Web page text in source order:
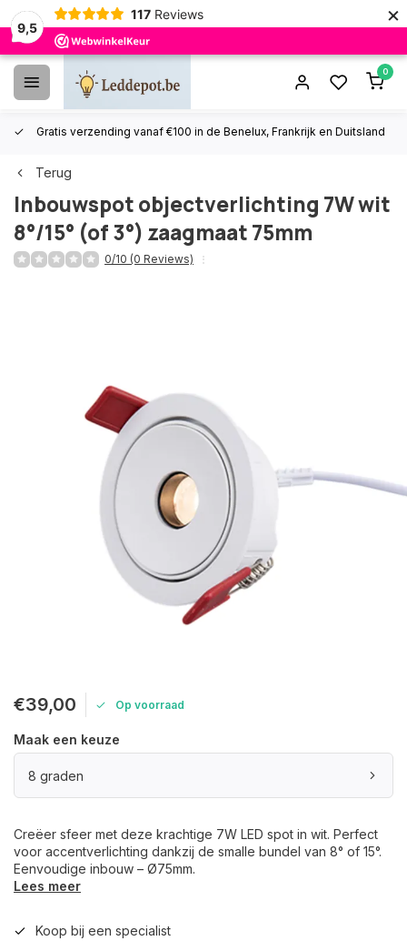
9,5
117 Reviews ×
0
Gratis verzending vanaf €100 in de Benelux, Frankrijk en Duitsland
Terug
Inbouwspot objectverlichting 7W wit
8°/15° (of 3°) zaagmaat 75mm
0/10 (0 Reviews)
€39,00 Op voorraad
Maak een keuze
8 graden
Creëer sfeer met deze krachtige 7W LED spot in wit. Perfect
voor accentverlichting dankzij de smalle bundel van 8° of 15°.
Eenvoudige inbouw – Ø75mm.
Lees meer
Koop bij een specialist